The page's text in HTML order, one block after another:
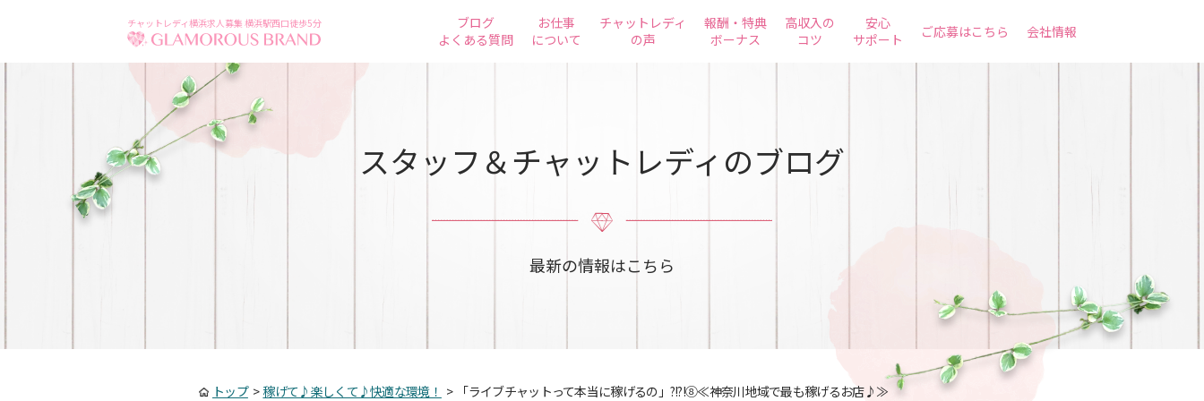
チャットレディ横浜求人募集 横浜駅西口徒歩5分
ブログ
よくある質問
お仕事
について
チャットレディ
の声
報酬・特典
ボーナス
高収入の
コツ
安心
サポート
ご応募はこちら 会社情報
スタッフ＆チャットレディのブログ
最新の情報はこちら
トップ> 稼げて♪楽しくて♪快適な環境！ > 「ライブチャットって本当に稼げるの」?!?!⑧≪神奈川地域で最も稼げるお店♪≫